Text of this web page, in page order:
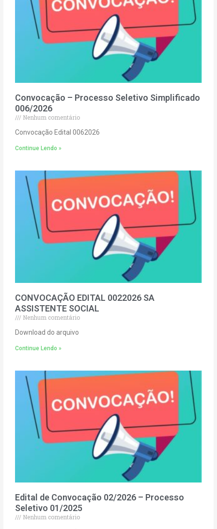
Convocação – Processo Seletivo Simplificado
006/2026
Nenhum comentário
Convocação Edital 0062026
Continue Lendo »
CONVOCAÇÃO EDITAL 0022026 SA
ASSISTENTE SOCIAL
Nenhum comentário
Download do arquivo
Continue Lendo »
Edital de Convocação 02/2026 – Processo
Seletivo 01/2025
Nenhum comentário